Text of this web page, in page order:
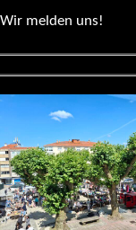
Wir melden uns!